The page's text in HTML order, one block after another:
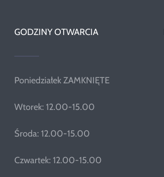
GODZINY OTWARCIA
Poniedziałek ZAMKNIĘTE
Wtorek: 12.00-15.00
Środa: 12.00-15.00
Czwartek: 12.00-15.00